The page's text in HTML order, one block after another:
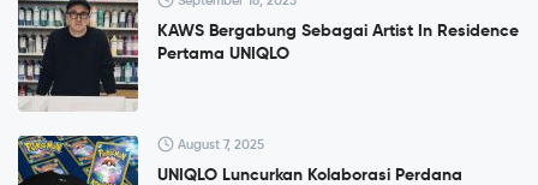
KAWS Bergabung Sebagai Artist In Residence
Pertama UNIQLO
August 7, 2025
UNIQLO Luncurkan Kolaborasi Perdana